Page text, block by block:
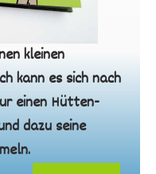
kleinen
kann es sich nach
einen Hütten-
dazu seine